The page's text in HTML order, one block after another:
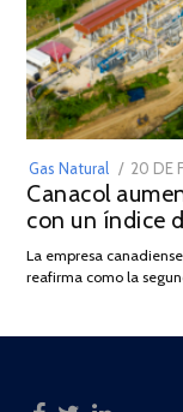
Gas Natural
ON
20 DE
Canacol
con un índice
La empresa
reafirma como la